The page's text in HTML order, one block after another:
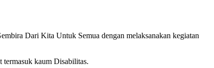
Dari Kita Untuk Semua dengan melaksanakan kegiatan
termasuk kaum Disabilitas.